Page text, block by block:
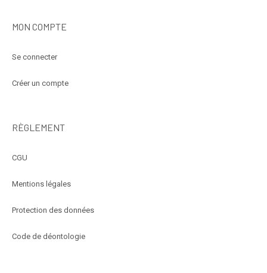
MON COMPTE
Se connecter
Créer un compte
RÈGLEMENT
CGU
Mentions légales
Protection des données
Code de déontologie